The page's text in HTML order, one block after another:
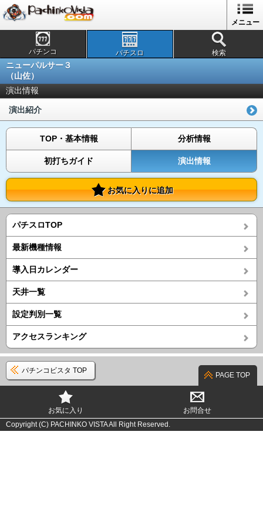
メニュー
パチンコ パチスロ 検索
ニューパルサー３
（山佐）
演出情報
演出紹介
TOP・基本情報 分析情報
初打ちガイド 演出情報
お気に入りに追加
パチスロTOP
最新機種情報
導入日カレンダー
天井一覧
設定判別一覧
アクセスランキング
パチンコビスタ TOP
PAGE TOP
お気に入り
お問合せ
Copyright (C) PACHINKO VISTA All Right Reserved.